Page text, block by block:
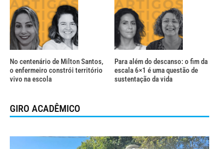
No centenário de Milton Santos,
o enfermeiro constrói território
vivo na escola
Para além do descanso: o fim da
escala 6×1 é uma questão de
sustentação da vida
GIRO ACADÊMICO